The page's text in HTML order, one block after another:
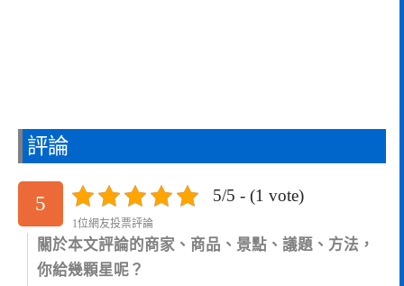
評論
5 5/5 - (1 vote)
1位網友投票評論
關於本文評論的商家、商品、景點、議題、方法，
你給幾顆星呢？